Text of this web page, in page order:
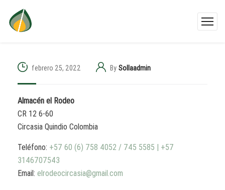
febrero 25, 2022 By Sollaadmin
Almacén el Rodeo
CR 12 6-60
Circasia Quindio Colombia
Teléfono: +57 60 (6) 758 4052 / 745 5585 | +57
3146707543
Email: elrodeocircasia@gmail.com